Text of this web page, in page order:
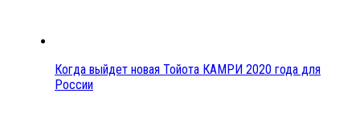
Когда выйдет новая Тойота КАМРИ 2020 года для
России